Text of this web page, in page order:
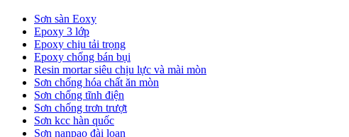
Sơn sàn Eoxy
Epoxy 3 lớp
Epoxy chịu tải trọng
Epoxy chống bán bụi
Resin mortar siêu chịu lực và mài mòn
Sơn chống hóa chất ăn mòn
Sơn chống tĩnh điện
Sơn chống trơn trượt
Sơn kcc hàn quốc
Sơn nanpao đài loan